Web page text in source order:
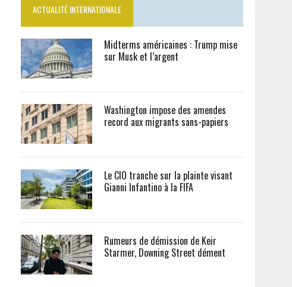
ACTUALITÉ INTERNATIONALE
Midterms américaines : Trump mise
sur Musk et l’argent
Washington impose des amendes
record aux migrants sans-papiers
Le CIO tranche sur la plainte visant
Gianni Infantino à la FIFA
Rumeurs de démission de Keir
Starmer, Downing Street dément